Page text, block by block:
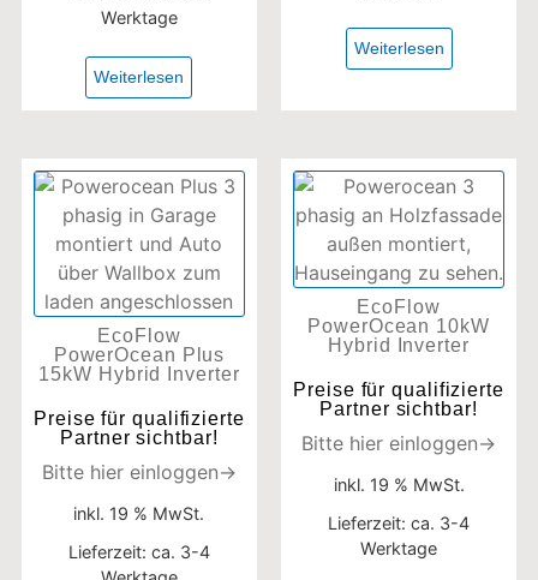
Werktage
Weiterlesen
Weiterlesen
EcoFlow
PowerOcean Plus
15kW Hybrid Inverter
Preise für qualifizierte
Partner sichtbar!
Bitte hier einloggen→
inkl. 19 % MwSt.
Lieferzeit: ca. 3-4
EcoFlow
PowerOcean 10kW
Hybrid Inverter
Preise für qualifizierte
Partner sichtbar!
Bitte hier einloggen→
inkl. 19 % MwSt.
Lieferzeit:ca. 3-4
Werktage